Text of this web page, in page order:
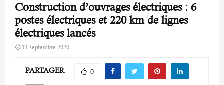
Construction d’ouvrages électriques : 6
postes électriques et 220 km de lignes
électriques lancés
11 septembre 2020
PARTAGER 0